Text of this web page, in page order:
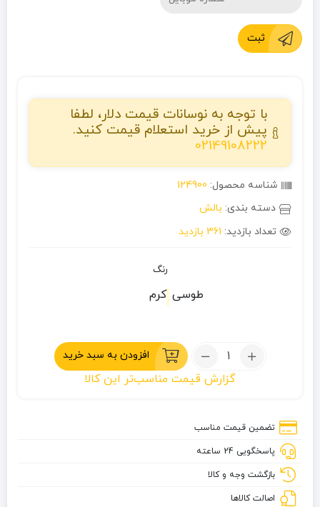
ثبت
با توجه به نوسانات قیمت دلار، لطفا
پیش از خرید استعلام قیمت کنید.
02149108222
شناسه محصول: 124900
دسته بندی: بالش
تعداد بازدید: 361 بازدید
رنگ
طوسی کرم
تعداد:
نشیمن
افزودن به سبد خرید
گزارش قیمت مناسب‌تر این کالا
تضمین قیمت مناسب
پاسخگویی 24 ساعته
بازگشت وجه و کالا
اصالت کالاها